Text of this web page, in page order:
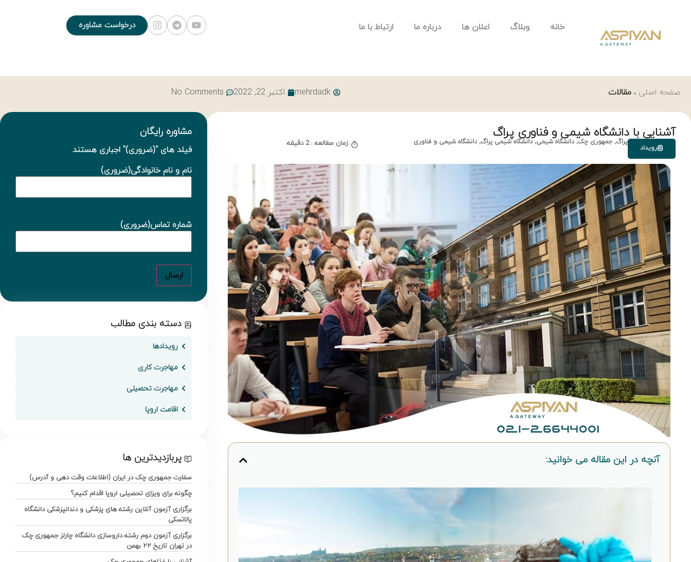
خانه وبلاگ اعلان ها درباره ما ارتباط با ما درخواست مشاوره
صفحه اصلی مقالات mehrdadk اکتبر 22, 2022 No Comments
آشنایی با دانشگاه شیمی و فناوری پراگ
رویداد
پراگ, جمهوری چک, دانشگاه شیمی, دانشگاه شیمی پراگ, دانشگاه شیمی و فناوری زمان مطالعه : 2 دقیقه
آنچه در این مقاله می خوانید:
مشاوره رایگان
فیلد های "(ضروری)" اجباری هستند
نام و نام خانوادگی(ضروری)
شماره تماس(ضروری)
دسته بندی مطالب
رویدادها
مهاجرت کاری
مهاجرت تحصیلی
اقامت اروپا
پربازدیدترین ها
سفارت جمهوری چک در ایران (اطلاعات وقت دهی و آدرس)
چگونه برای ویزای تحصیلی اروپا اقدام کنیم؟
برگزاری آزمون آنلاین رشته های پزشکی و دندانپزشکی دانشگاه
پالاتسکی
برگزاری آزمون دوم رشته داروسازی دانشگاه چارلز جمهوری چک
در تهران تاریخ ۲۲ بهمن